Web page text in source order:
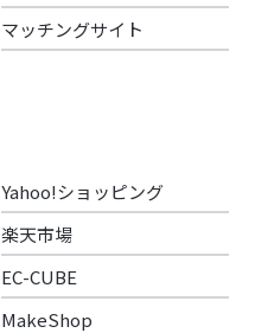
マッチングサイト
Yahoo!ショッピング
楽天市場
EC-CUBE
MakeShop